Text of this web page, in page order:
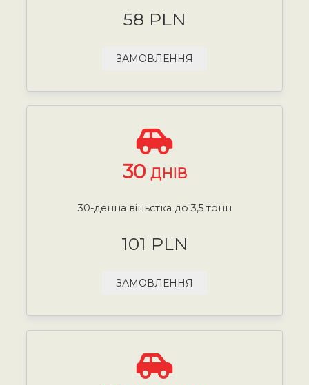
58 PLN
ЗАМОВЛЕННЯ
30 ДНІВ
30-денна віньєтка до 3,5 тонн
101 PLN
ЗАМОВЛЕННЯ